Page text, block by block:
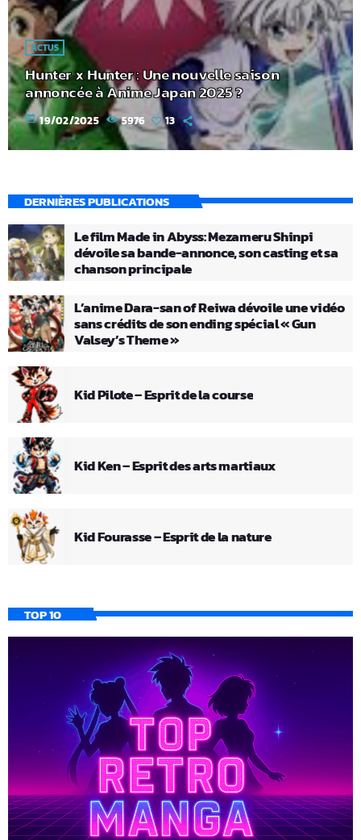
ACTUS
Hunter x Hunter : Une nouvelle saison
annoncée à Anime Japan 2025 ?
today 19/02/2025 5976 13
DERNIÈRES PUBLICATIONS
Le film Made in Abyss: Mezameru Shinpi
dévoile sa bande-annonce, son casting et sa
chanson principale
L’anime Dara-san of Reiwa dévoile une vidéo
sans crédits de son ending spécial « Gun
Valsey’s Theme »
Kid Pilote – Esprit de la course
Kid Ken – Esprit des arts martiaux
Kid Fourasse – Esprit de la nature
TOP 10